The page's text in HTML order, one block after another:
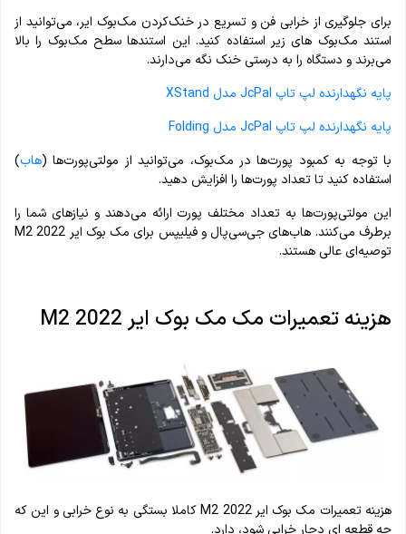
برای جلوگیری از خرابی فن و تسریع در خنک‌کردن مک‌بوک ایر، می‌توانید از
استند مک‌بوک های زیر استفاده کنید. این استندها سطح مک‌بوک را بالا
می‌برند و دستگاه را به درستی خنک نگه می‌دارند.
پایه نگهدارنده لپ تاپ JcPal مدل XStand
پایه نگهدارنده لپ تاپ JcPal مدل Folding
با توجه به کمبود پورت‌ها در مک‌بوک، می‌توانید از مولتی‌پورت‌ها (هاب)
استفاده کنید تا تعداد پورت‌ها را افزایش دهید.
این مولتی‌پورت‌ها به تعداد مختلف پورت‌ ارائه می‌دهند و نیازهای شما را
برطرف می‌کنند. هاب‌های جی‌سی‌پال و فیلیپس برای مک بوک ایر M2 2022
توصیه‌ای عالی هستند.
هزینه تعمیرات مک مک بوک ایر M2 2022
هزینه تعمیرات مک بوک ایر M2 2022 کاملا بستگی به نوع خرابی و این که
چه قطعه ای دچار خرابی شود، دارد.